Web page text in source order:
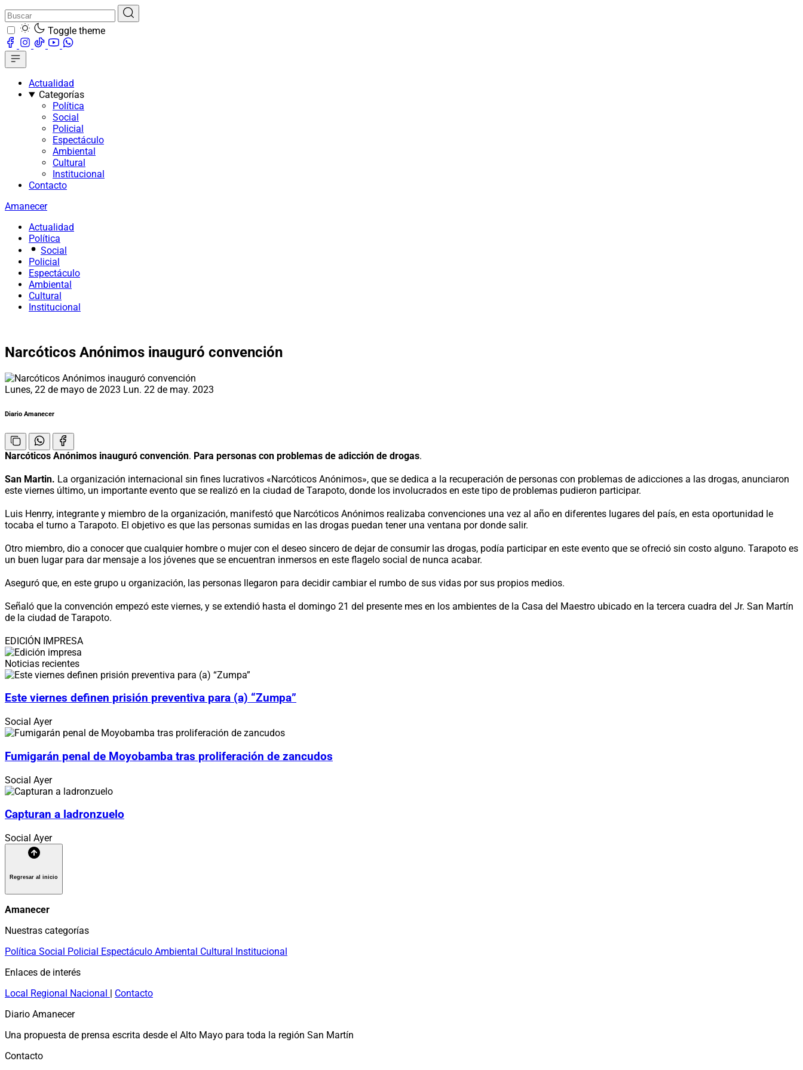
Toggle theme
Actualidad
Categorías
Política
Social
Policial
Espectáculo
Ambiental
Cultural
Institucional
Contacto
Amanecer
Actualidad
Política
Social
Policial
Espectáculo
Ambiental
Cultural
Institucional
Narcóticos Anónimos inauguró convención
Lunes, 22 de mayo de 2023 Lun. 22 de may. 2023
Diario Amanecer
Narcóticos Anónimos inauguró convención. Para personas con problemas de adicción de drogas.
San Martin. La organización internacional sin fines lucrativos «Narcóticos Anónimos», que se dedica a la recuperación de personas con problemas de adicciones a las drogas, anunciaron
este viernes último, un importante evento que se realizó en la ciudad de Tarapoto, donde los involucrados en este tipo de problemas pudieron participar.
Luis Henrry, integrante y miembro de la organización, manifestó que Narcóticos Anónimos realizaba convenciones una vez al año en diferentes lugares del país, en esta oportunidad le
tocaba el turno a Tarapoto. El objetivo es que las personas sumidas en las drogas puedan tener una ventana por donde salir.
Otro miembro, dio a conocer que cualquier hombre o mujer con el deseo sincero de dejar de consumir las drogas, podía participar en este evento que se ofreció sin costo alguno. Tarapoto es
un buen lugar para dar mensaje a los jóvenes que se encuentran inmersos en este flagelo social de nunca acabar.
Aseguró que, en este grupo u organización, las personas llegaron para decidir cambiar el rumbo de sus vidas por sus propios medios.
Señaló que la convención empezó este viernes, y se extendió hasta el domingo 21 del presente mes en los ambientes de la Casa del Maestro ubicado en la tercera cuadra del Jr. San Martín
de la ciudad de Tarapoto.
EDICIÓN IMPRESA
Noticias recientes
Este viernes definen prisión preventiva para (a) “Zumpa”
Social Ayer
Fumigarán penal de Moyobamba tras proliferación de zancudos
Social Ayer
Capturan a ladronzuelo
Social Ayer
Regresar al inicio
Amanecer
Nuestras categorías
Política Social Policial Espectáculo Ambiental Cultural Institucional
Enlaces de interés
Local Regional Nacional | Contacto
Diario Amanecer
Una propuesta de prensa escrita desde el Alto Mayo para toda la región San Martín
Contacto